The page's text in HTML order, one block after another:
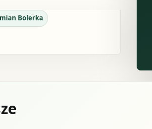
Bolerka